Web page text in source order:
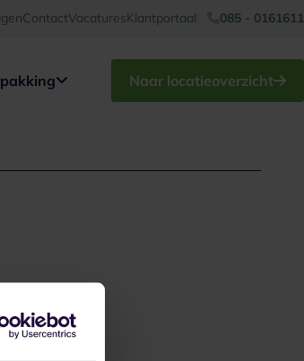
ContactVacaturesKlantportaal 085 - 0161611
Naar locatieoverzicht